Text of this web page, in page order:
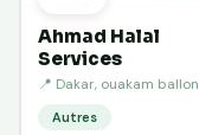
Ahmad Halal
Services
📍 Dakar, ouakam ballon
Autres